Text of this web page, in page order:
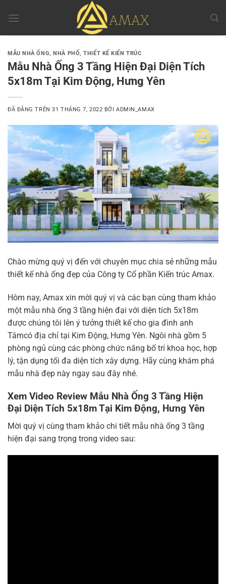
đến
MẪU NHÀ ỐNG, NHÀ PHỐ,THIẾT KẾ KIẾN TRÚC
Mẫu Nhà Ống 3 Tầng Hiện Đại Diện Tích
5x18m Tại Kim Động, Hưng Yên
ĐÃ ĐĂNG TRÊN31 THÁNG 7, 2022 BỞIADMIN_AMAX
Chào mừng quý vị đến với chuyên mục chia sẻ những mẫu
thiết kế nhà ống đẹp của Công ty Cổ phần Kiến trúc Amax.
Hôm nay, Amax xin mời quý vị và các bạn cùng tham khảo
một mẫu nhà ống 3 tầng hiện đại với diện tích 5x18m
được chúng tôi lên ý tưởng thiết kế cho gia đình anh
Tâmcó địa chỉ tại Kim Động, Hưng Yên. Ngôi nhà gồm 5
phòng ngủ cùng các phòng chức năng bố trí khoa học, hợp
lý, tận dụng tối đa diện tích xây dựng. Hãy cùng khám phá
mẫu nhà đẹp này ngay sau đây nhé.
Xem Video Review Mẫu Nhà Ống 3 Tầng Hiện
Đại Diện Tích 5x18m Tại Kim Động, Hưng Yên
Mời quý vị cùng tham khảo chi tiết mẫu nhà ống 3 tầng
hiện đại sang trọng trong video sau: